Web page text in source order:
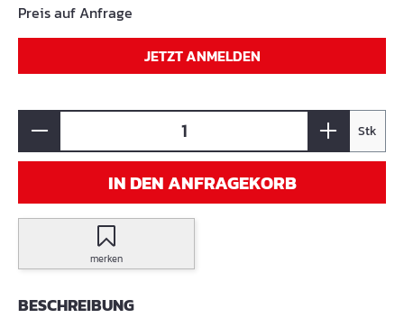
Preis auf Anfrage
JETZT ANMELDEN
Stk
IN DEN ANFRAGEKORB
merken
BESCHREIBUNG